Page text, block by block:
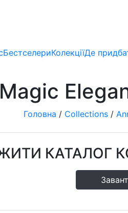
БестселериКолекціїДе
Magic
Головна / Collections/
КАТАЛОГ